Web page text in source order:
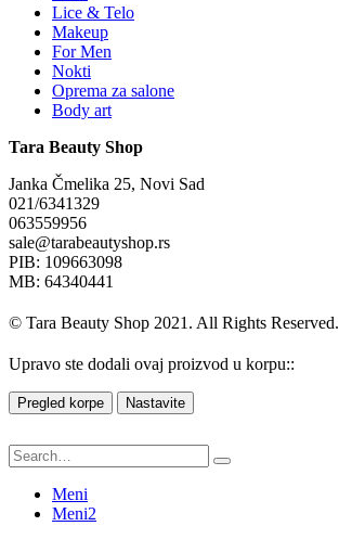
Lice & Telo
Makeup
For Men
Nokti
Oprema za salone
Body art
Tara Beauty Shop
Janka Čmelika 25, Novi Sad
021/6341329
063559956
sale@tarabeautyshop.rs
PIB: 109663098
MB: 64340441
© Tara Beauty Shop 2021. All Rights Reserved.
Upravo ste dodali ovaj proizvod u korpu::
Pregled korpe Nastavite
Meni
Meni2